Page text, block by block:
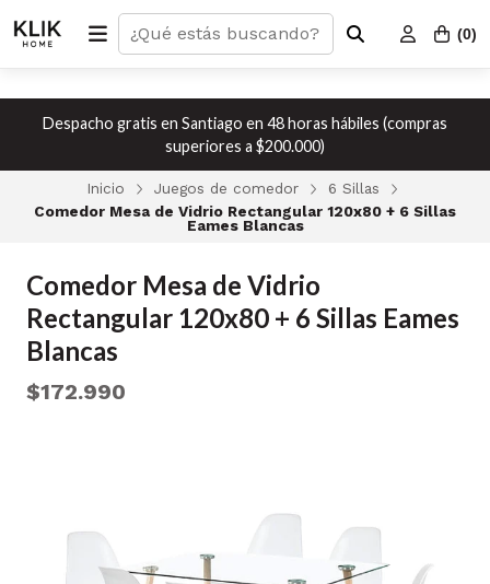
(0)
Despacho gratis en Santiago en 48 horas hábiles (compras
superiores a $200.000)
Inicio Juegos de comedor
6 Sillas
Comedor Mesa de Vidrio Rectangular 120x80 + 6 Sillas
Eames Blancas
Comedor Mesa de Vidrio
Rectangular 120x80 + 6 Sillas Eames
Blancas
$172.990